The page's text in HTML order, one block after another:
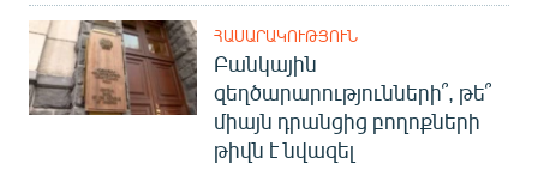
ՀԱՍԱՐԱԿՈՒԹՅՈՒՆ
Բանկային
զեղծարարությունների՞, թե՞
միայն դրանցից բողոքների
թիվն է նվազել